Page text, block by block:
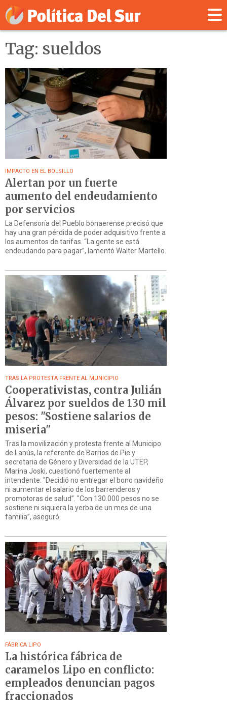
Tag: sueldos
IMPACTO EN EL BOLSILLO
Alertan por un fuerte
aumento del endeudamiento
por servicios
La Defensoría del Pueblo bonaerense precisó que
hay una gran pérdida de poder adquisitivo frente a
los aumentos de tarifas. “La gente se está
endeudando para pagar”, lamentó Walter Martello.
TRAS LA PROTESTA FRENTE AL MUNICIPIO
Cooperativistas, contra Julián
Álvarez por sueldos de 130 mil
pesos: "Sostiene salarios de
miseria"
Tras la movilización y protesta frente al Municipo
de Lanús, la referente de Barrios de Pie y
secretaria de Género y Diversidad de la UTEP,
Marina Joski, cuestionó fuertemente al
intendente: "Decidió no entregar el bono navideño
ni aumentar el salario de los barrenderos y
promotoras de salud”. "Con 130.000 pesos no se
sostiene ni siquiera la yerba de un mes de una
familia”, aseguró.
FÁBRICA LIPO
La histórica fábrica de
caramelos Lipo en conflicto:
empleados denuncian pagos
fraccionados